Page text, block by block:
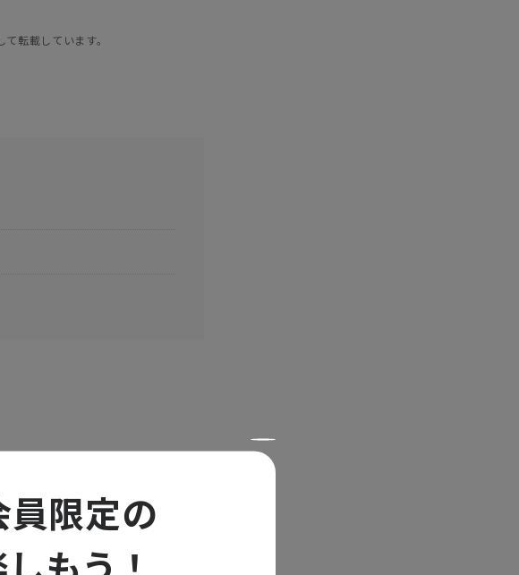
転載しています。
均年齢とFM（勝率）との
は2022年にJ1に所属してい
ラブ間で平均年齢と勝率に
限定の